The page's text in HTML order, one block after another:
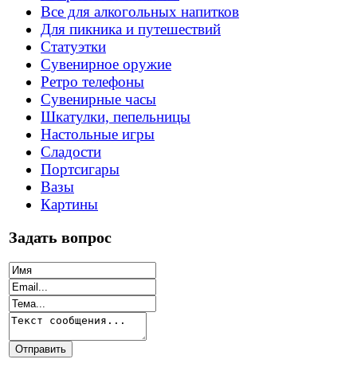
Все для алкогольных напитков
Для пикника и путешествий
Статуэтки
Сувенирное оружие
Ретро телефоны
Сувенирные часы
Шкатулки, пепельницы
Настольные игры
Сладости
Портсигары
Вазы
Картины
Задать вопрос